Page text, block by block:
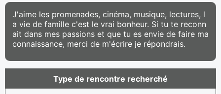
J'aime les promenades, cinéma, musique, lectures, l
a vie de famille c'est le vrai bonheur. Si tu te reconn
ait dans mes passions et que tu es envie de faire ma
connaissance, merci de m'écrire je répondrais.
Type de rencontre recherché